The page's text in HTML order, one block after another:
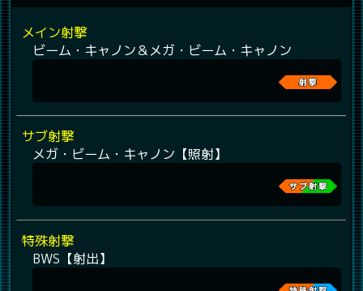
メイン射撃
ビーム・キャノン＆メガ・ビーム・キャノン
サブ射撃
メガ・ビーム・キャノン【照射】
特殊射撃
BWS【射出】